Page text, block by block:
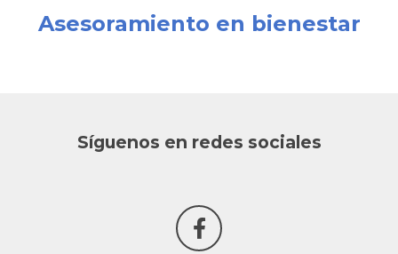
Asesoramiento en bienestar
Síguenos en redes sociales